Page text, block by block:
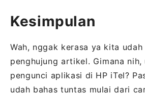
Kesimpulan
Wah, nggak kerasa ya kita
penghujung artikel. Gimana
pengunci aplikasi di HP iTel?
udah bahas tuntas mulai dari